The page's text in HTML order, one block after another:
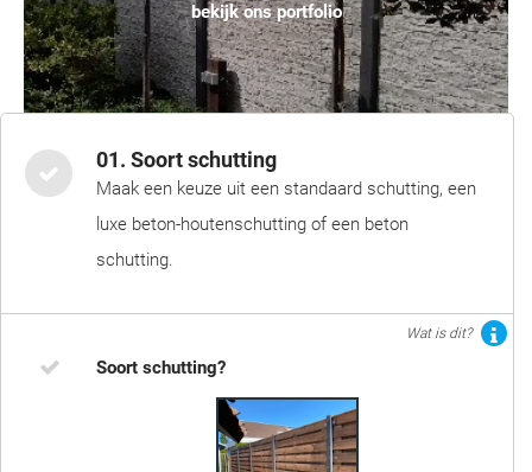
bekijk ons portfolio
01. Soort schutting
Maak een keuze uit een standaard schutting, een
luxe beton-houtenschutting of een beton
schutting.
Wat is dit?
Soort schutting?